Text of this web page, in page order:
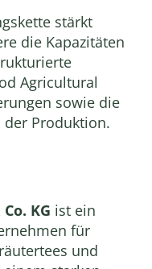
stärkt
die Kapazitäten
Agricultural
sowie die
der Produktion.
KG ist ein
für
und